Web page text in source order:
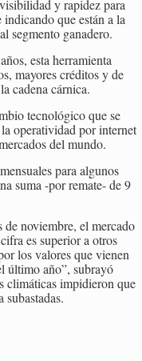
y rapidez para
que están a la
segmento ganadero.
esta herramienta
mayores créditos y de
cadena cárnica.
tecnológico que se
operatividad por internet
del mundo.
para algunos
suma -por remate- de 9
de noviembre, el mercado
es superior a otros
los valores que vienen
último año”, subrayó
climáticas impidieron que
subastadas.